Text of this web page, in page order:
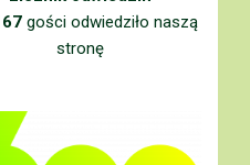
gości odwiedziło naszą
stronę